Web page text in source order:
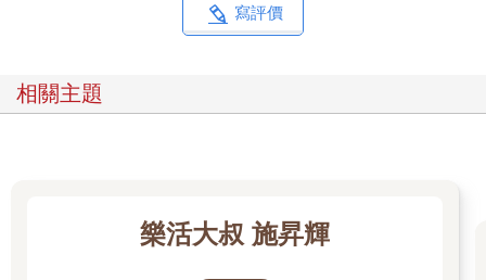
寫評價
相關主題
樂活大叔 施昇輝